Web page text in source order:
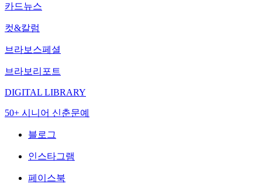
카드뉴스
컷&칼럼
브라보스페셜
브라보리포트
DIGITAL LIBRARY
50+ 시니어 신춘문예
블로그
인스타그램
페이스북